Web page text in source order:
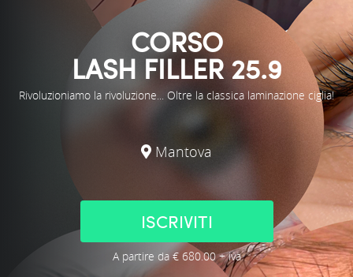
CORSO
LASH FILLER 25.9
Rivoluzioniamo la rivoluzione... Oltre la classica laminazione ciglia!
Mantova
ISCRIVITI
A partire da € 680.00 + iva